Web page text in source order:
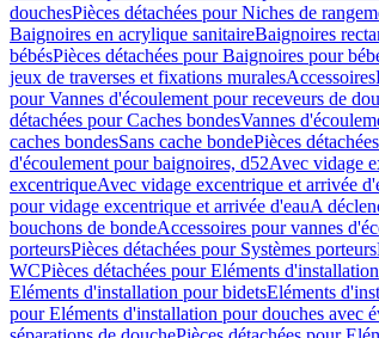
douchesPièces détachées pour Niches de
Baignoires en acrylique sanitaireBaignoires
bébésPièces détachées pour Baignoires pour
jeux de traverses et fixations muralesAccessoires
pour Vannes d'écoulement pour receveurs de
détachées pour Caches bondesVannes
caches bondesSans cache bondePièces
d'écoulement pour baignoires, d52Avec vidage
excentriqueAvec vidage excentrique et arrivée
pour vidage excentrique et arrivée d'eauA
bouchons de bondeAccessoires pour vannes
porteursPièces détachées pour Systèmes porteurs
WCPièces détachées pour Eléments
Eléments d'installation pour bidetsEléments
pour Eléments d'installation pour douches avec